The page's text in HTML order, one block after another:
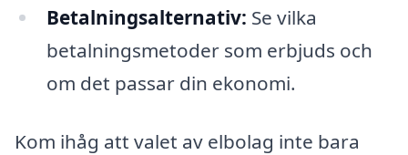
Betalningsalternativ: Se vilka
betalningsmetoder som erbjuds och
om det passar din ekonomi.
Kom ihåg att valet av elbolag inte bara